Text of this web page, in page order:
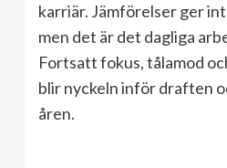
karriär. Jämförelser ger
men det är det dagliga
Fortsatt fokus, tålamod
blir nyckeln inför draften
åren.